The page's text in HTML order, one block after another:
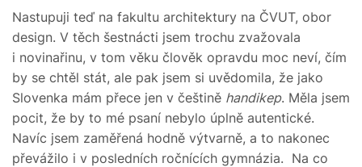
Nastupuji teď na fakultu architektury na ČVUT, obor
design. V těch šestnácti jsem trochu zvažovala
i novinařinu, v tom věku člověk opravdu moc neví, čím
by se chtěl stát, ale pak jsem si uvědomila, že jako
Slovenka mám přece jen v češtině handikep. Měla jsem
pocit, že by to mé psaní nebylo úplně autentické.
Navíc jsem zaměřená hodně výtvarně, a to nakonec
převážilo i v posledních ročnících gymnázia. Na co